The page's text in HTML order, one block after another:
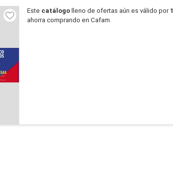
Este catálogo lleno de ofertas aún es válido por 1
ahorra comprando en Cafam.